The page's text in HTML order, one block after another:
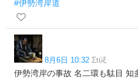
#伊勢湾岸道
8月6日 10:32 Στύξ
伊勢湾岸の事故 名二環も駄目